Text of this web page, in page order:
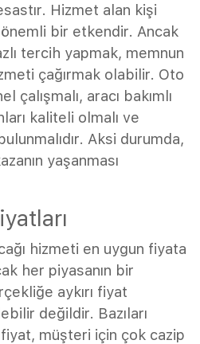
Hizmet alan kişi
önemli bir etkendir. Ancak
tercih yapmak, memnun
çağırmak olabilir. Oto
çalışmalı, aracı bakımlı
kaliteli olmalı ve
Aksi durumda,
yaşanması
hizmeti en uygun fiyata
her piyasanın bir
aykırı fiyat
değildir. Bazıları
müşteri için çok cazip